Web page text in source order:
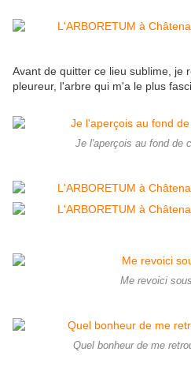
Avant de quitter ce lieu sublime, je
pleureur, l'arbre qui m'a le plus
Je l'aperçois au fond de
Me revoici
Quel bonheur de me